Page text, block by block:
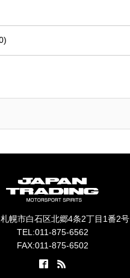
幌市白石区北郷4条2丁目1番2号
TEL:011-875-6562
FAX:011-875-6502